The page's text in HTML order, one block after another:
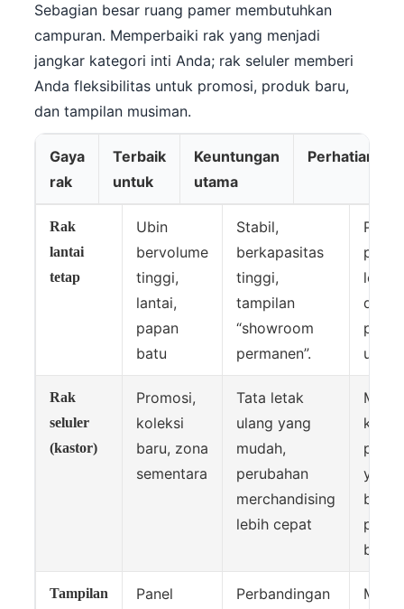
Sebagian besar ruang pamer membutuhkan
campuran. Memperbaiki rak yang menjadi
jangkar kategori inti Anda; rak seluler memberi
Anda fleksibilitas untuk promosi, produk baru,
dan tampilan musiman.
Gaya
rak
Terbaik
untuk
Keuntungan
utama
Perhatian
Rak
lantai
tetap
Ubin
bervolume
tinggi,
lantai,
papan
batu
Stabil,
berkapasitas
tinggi,
tampilan
“showroom
permanen”.
Perlu
lebar
dan
ulang
Rak
seluler
(kastor)
Promosi,
koleksi
baru, zona
sementara
Tata letak
ulang yang
mudah,
perubahan
merchandising
lebih cepat
yang
Tampilan
Panel
Perbandingan